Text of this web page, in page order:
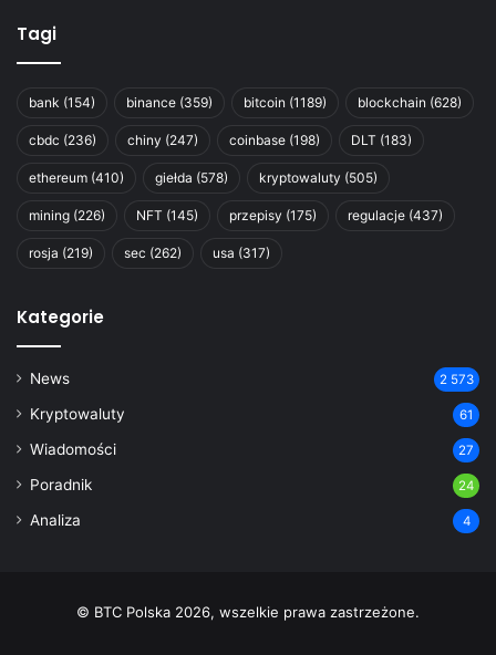
Tagi
bank (154) binance (359) bitcoin (1189) blockchain (628)
cbdc (236) chiny (247) coinbase (198) DLT (183)
ethereum (410) giełda (578) kryptowaluty (505)
mining (226) NFT (145) przepisy (175) regulacje (437)
rosja (219) sec (262) usa (317)
Kategorie
News 2 573
Kryptowaluty 61
Wiadomości 27
Poradnik 24
Analiza 4
© BTC Polska 2026, wszelkie prawa zastrzeżone.